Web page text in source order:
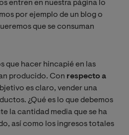
entren en nuestra página lo
por ejemplo de un blog o
que se consuman
que hacer hincapié en las
producido. Con respecto a
es claro, vender una
¿Qué es lo que debemos
la cantidad media que se ha
así como los ingresos totales